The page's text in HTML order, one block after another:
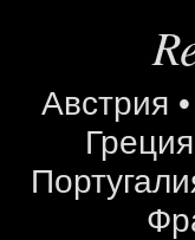
Австрия •
Греция